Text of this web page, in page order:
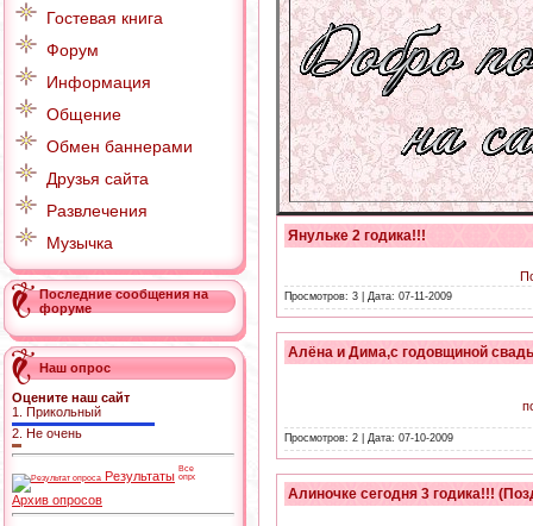
Гостевая книга
Форум
Информация
Общение
Обмен баннерами
Друзья сайта
Развлечения
Музычка
Последние сообщения на
форуме
Наш опрос
Оцените наш сайт
1. Прикольный
2. Не очень
Результаты
Архив опросов
Янульке 2 годика!!!
Просмотров: 3 | Дата: 07-11-2009
Алёна и Дима,с годовщиной
Просмотров: 2 | Дата: 07-10-2009
Алиночке сегодня 3 годика!!!